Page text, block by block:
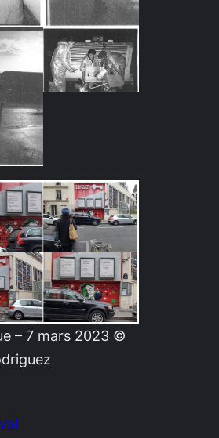
– 7 mars 2023 ©